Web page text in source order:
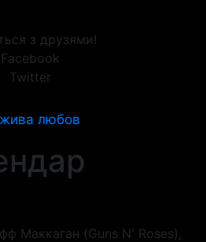
з друзями!
Facebook
Twitter
любов
Маккаган (Guns N' Roses),